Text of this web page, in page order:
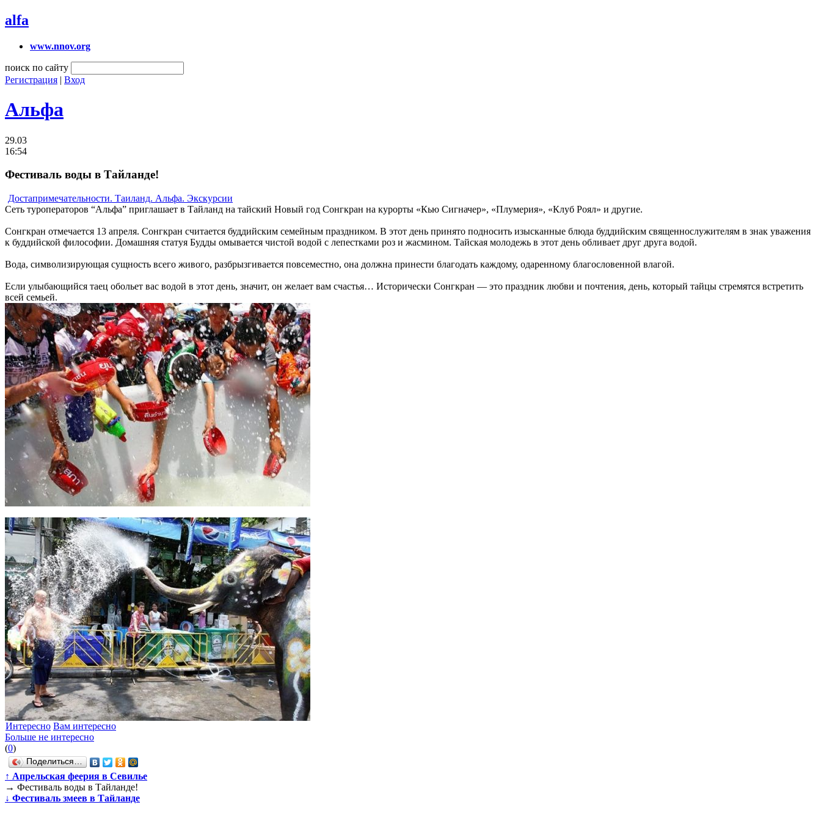
alfa
www.nnov.org
поиск по сайту
Регистрация | Вход
Альфа
29.03
16:54
Фестиваль воды в Тайланде!
Достапримечательности. Таиланд. Альфа. Экскурсии
Сеть туроператоров “Альфа” приглашает в Тайланд на тайский Новый год Сонгкран на курорты «Кью Сигначер», «Плумерия», «Клуб Роял» и другие.
Сонгкран отмечается 13 апреля. Сонгкран считается буддийским семейным праздником. В этот день принято подносить изысканные блюда буддийским священнослужителям в знак уважения
к буддийской философии. Домашняя статуя Будды омывается чистой водой с лепестками роз и жасмином. Тайская молодежь в этот день обливает друг друга водой.
Вода, символизирующая сущность всего живого, разбрызгивается повсеместно, она должна принести благодать каждому, одаренному благословенной влагой.
Если улыбающийся таец обольет вас водой в этот день, значит, он желает вам счастья… Исторически Сонгкран — это праздник любви и почтения, день, который тайцы стремятся встретить
всей семьей.
Интересно Вам интересно
Больше не интересно
(0)
Поделиться…
↑ Апрельская феерия в Севилье
→ Фестиваль воды в Тайланде!
↓ Фестиваль змеев в Тайланде